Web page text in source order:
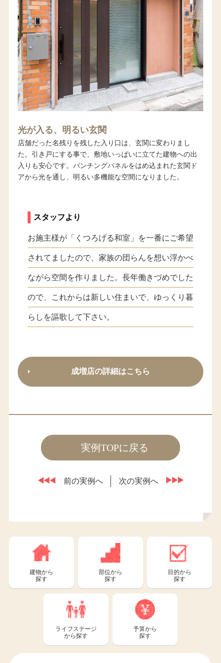
光が入る、明るい玄関
店舗だった名残りを残した入り口は、玄関に変わりまし
た。引き戸にする事で、敷地いっぱいに立てた建物への出
入りも安心です。パンチングパネルをはめ込まれた玄関ド
アから光を通し、明るい多機能な空間になりました。
スタッフより
お施主様が「くつろげる和室」を一番にご希望
されてましたので、家族の団らんを想い浮かべ
ながら空間を作りました。長年働きづめでした
ので、これからは新しい住まいで、ゆっくり暮
らしを謳歌して下さい。
成増店の詳細はこちら
実例TOPに戻る
前の実例へ 次の実例へ
建物から
探す
部位から
探す
目的から
探す
ライフステージ
から探す
予算から
探す